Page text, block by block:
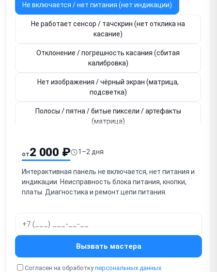
Не включается / нет питания (нет индикации)
Не работает сенсор / тачскрин (нет отклика на
касание)
Отклонение / погрешность касания (сбитая
калибровка)
Нет изображения / чёрный экран (матрица,
подсветка)
Полосы / пятна / битые пиксели / артефакты
(матрица)
Зависает / сбой ОС (Android / Windows / прошивка)
Не работают порты (HDMI, USB-C, USB, VGA)
Не работают встроенные динамики / нет звука
Не работает встроенная камера
(видеоконференции)
Не работает встроенный микрофон
Не работает Wi-Fi / Bluetooth / Ethernet
от2 000 ₽ 1–2 дня
Интерактивная панель не включается, нет питания и
индикации. Неисправность блока питания, кнопки,
платы. Диагностика и ремонт цепи питания.
Вызвать мастера
Согласен на обработкуперсональных данных